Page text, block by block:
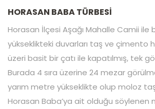
HORASAN BABA TÜRBESİ
Horasan İlçesi Aşağı Mahalle Camii ile
yükseklikteki duvarları taş ve çimento
üzeri basit bir çatı ile kapatılmış, tek
Burada 4 sıra üzerine 24 mezar
yarım metre yükseklikte olup moloz
Horasan Baba’ya ait olduğu söylenen